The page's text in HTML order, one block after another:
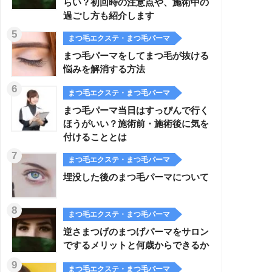
過ごし方も紹介します
まつ毛エクステ・まつ毛パーマ
まつ毛パーマをしてまつ毛が抜ける
悩みを解消する方法
まつ毛エクステ・まつ毛パーマ
まつ毛パーマ当日はすっぴんで行く
ほうがいい？施術前・施術後に気を
付けることとは
まつ毛エクステ・まつ毛パーマ
埋没した後のまつ毛パーマについて
まつ毛エクステ・まつ毛パーマ
逆さまつげのまつげパーマをサロン
でするメリットと何歳からできるか
まつ毛エクステ・まつ毛パーマ